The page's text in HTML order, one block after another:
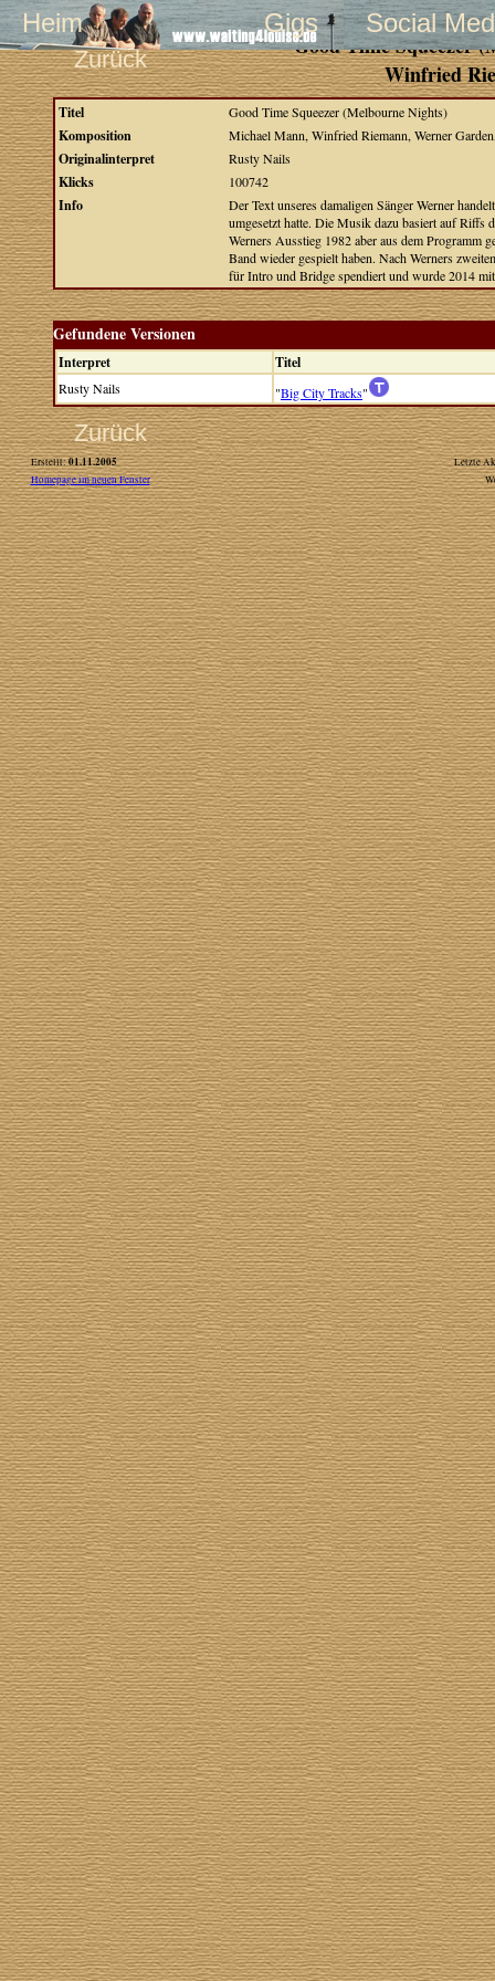
Heim Gigs Social
Zurück
"Good Time Squeezer
Winfried
Titel Good Time Squeezer (Melbourne Nights)
Komposition Michael Mann, Winfried Riemann, Werner
Originalinterpret Rusty Nails
Klicks 100742
Info
Der Text unseres damaligen Sänger Werner
umgesetzt hatte. Die Musik dazu basiert auf Riffs
Werners Ausstieg 1982 aber aus dem Programm
Band wieder gespielt haben. Nach Werners
für Intro und Bridge spendiert und wurde 2014
Gefundene Versionen
Interpret Titel
Rusty Nails "Big City Tracks"
Zurück
Erstellt:01.11.2005
Letzte
Homepage im neuen Fenster